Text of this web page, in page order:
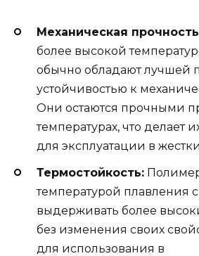
Механическая
более высокой
обычно обладают лучшей
устойчивостью к
Они остаются прочными
температурах, что делает
для эксплуатации в
Термостойкость:
температурой плавления
выдерживать более
без изменения своих
для использования в